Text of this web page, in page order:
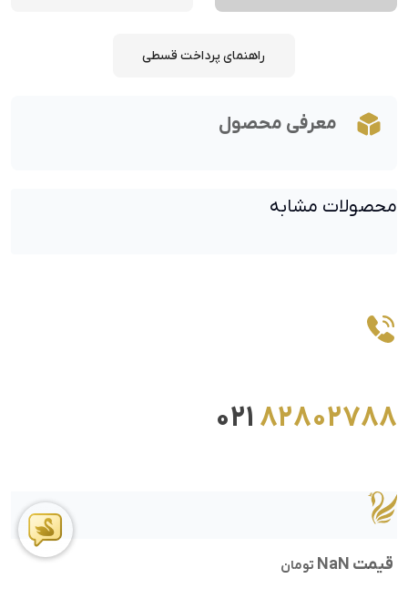
قیمت NaN تومان
راهنمای پرداخت قسطی
معرفی محصول
محصولات مشابه
82802788
021